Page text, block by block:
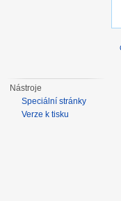
Nástroje
Speciální stránky
Verze k tisku